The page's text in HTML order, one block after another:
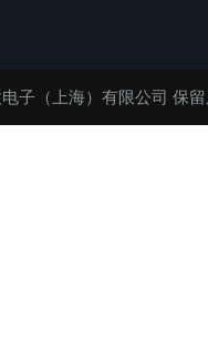
子（上海）有限公司 保